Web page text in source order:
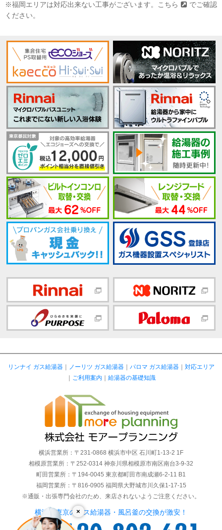
※福岡エリアは対応出来ない工事がございます。
こちら
でご確認
ください。
×
リンナイ ガス給湯器｜ ノーリツ ガス給湯器｜ パロマ ガス給湯器｜ 対応エリア
｜ ご利用案内 ｜ 給湯器の基礎知識
横浜営業所：〒231-0868 横浜市中区 石川町1-13-2 1F
相模原営業所：〒252-0314 神奈川県相模原市南区南台3-9-32
町田営業所：〒194-0045 東京都町田市南成瀬6-2-11 B1
福岡営業所：〒816-0905 福岡県大野城市川久保1-17-15
※通販・出張専門会社のため、来店されないようご注意ください。
横浜・東京のガス給湯器・風呂釜の交換が激安！